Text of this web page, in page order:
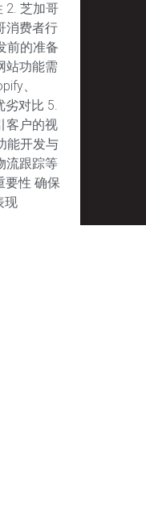
2. 芝加哥
消费者行
前的准备
站功能需
、
劣对比 5.
客户的视
能开发与
流跟踪等
要性 确保
现